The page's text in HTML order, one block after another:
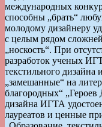
международных
способны „брать“
молодому дизайнеру
с целым рядом
„носкость“. При
разработок ученых
текстильного
„замешанные“ на
благородных“
дизайна ИГТА
лауреатов и ценные